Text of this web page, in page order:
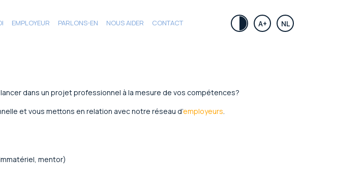
EMPLOYEUR PARLONS-EN NOUS AIDER CONTACT A+ NL
dans un projet professionnel à la mesure de vos compétences?
et vous mettons en relation avec notre réseau d’employeurs.
mentor)